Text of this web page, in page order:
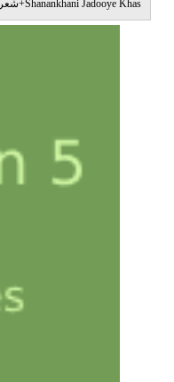
Shanankhani Jadooye Khas
+شعر